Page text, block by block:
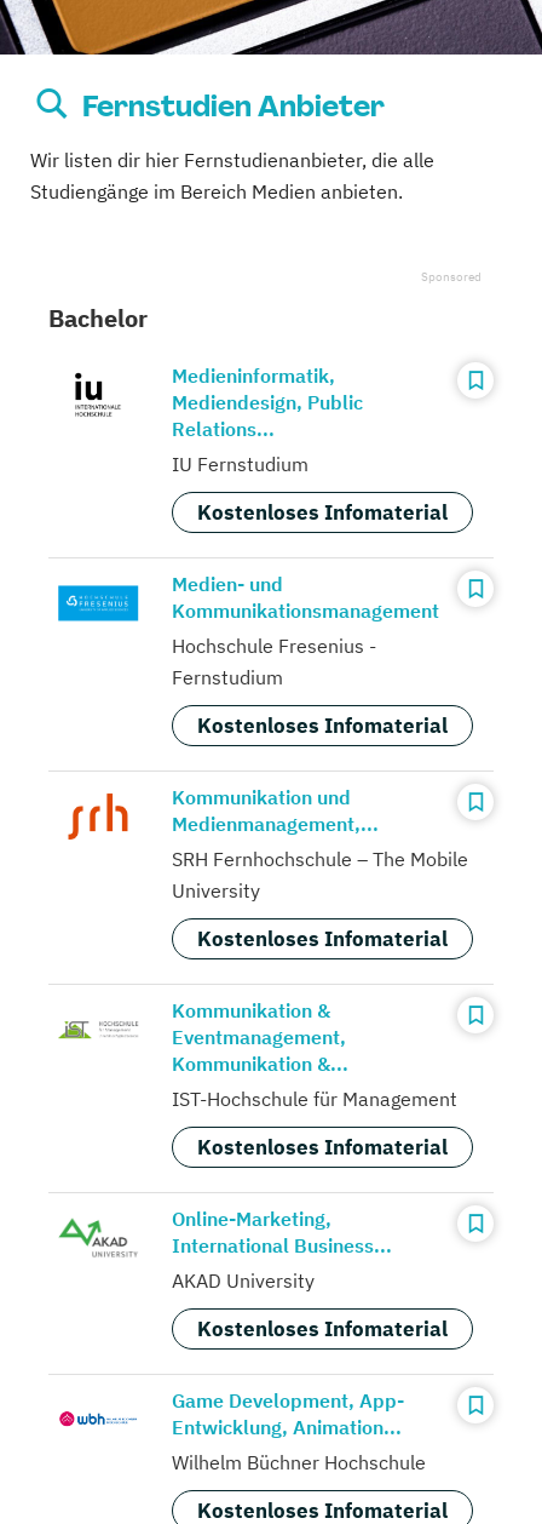
Fernstudien Anbieter
Wir listen dir hier Fernstudienanbieter, die alle
Studiengänge im Bereich Medien anbieten.
Bachelor
Medieninformatik,
Mediendesign, Public
Relations...
IU Fernstudium
Kostenloses Infomaterial
Medien- und
Kommunikationsmanagement
Hochschule Fresenius -
Fernstudium
Kostenloses Infomaterial
Kommunikation und
Medienmanagement,...
SRH Fernhochschule – The Mobile
University
Kostenloses Infomaterial
Kommunikation &
Eventmanagement,
Kommunikation &...
IST-Hochschule für Management
Kostenloses Infomaterial
Online-Marketing,
International Business...
AKAD University
Kostenloses Infomaterial
Game Development, App-
Entwicklung, Animation...
Wilhelm Büchner Hochschule
Kostenloses Infomaterial